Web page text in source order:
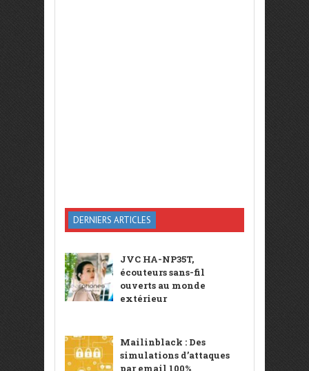
DERNIERS ARTICLES
JVC HA-NP35T,
écouteurs sans-fil
ouverts au monde
extérieur
Mailinblack : Des
simulations d’attaques
par email 100%